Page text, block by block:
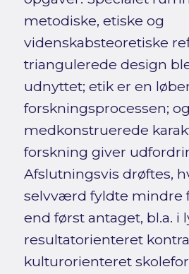
metodiske, etiske og
videnskabsteoretiske
triangulerede design
udnyttet; etik er en
forskningsprocessen;
medkonstruerede
forskning giver
Afslutningsvis drøftes,
selvværd fyldte mindre
end først antaget, bl.a. i
resultatorienteret
kulturorienteret